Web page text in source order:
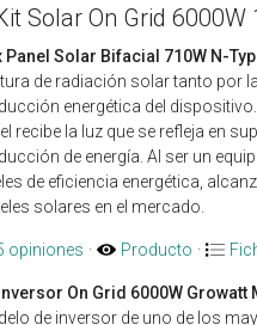
Solar On Grid
Panel Solar Bifacial 710W N-
de radiación solar tanto por
energética del
recibe la luz que se refleja en
de energía. Al ser un
de eficiencia energética,
solares en el mercado.
opiniones · Producto ·
On Grid 6000W Growatt
de inversor de uno de los